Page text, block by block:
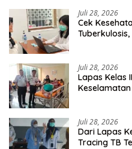
Juli 28, 2026
Cek
Juli 28, 2026
Lapas Kelas
Juli 28, 2026
Dari Lapas
Tracing TB